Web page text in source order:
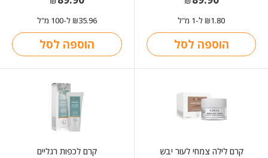
₪1.80 ל-1 מ"ל
הוספה לסל
₪35.96 ל-100 מ"ל
הוספה לסל
קרם לילה צמחי לעור יבש קרם לכפות רגליים